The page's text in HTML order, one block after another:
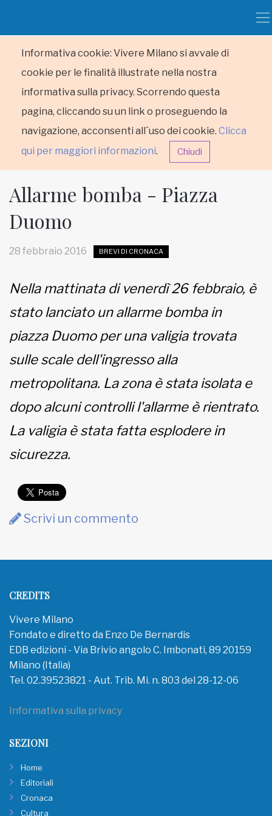
Informativa cookie: Vivere Milano si avvale di
cookie per le finalità illustrate nella nostra
informativa sulla privacy. Scorrendo questa
pagina, cliccando su un link o proseguendo la
navigazione, acconsenti all´uso dei cookie. Clicca
qui per maggiori informazioni. Chiudi
HOME
MUNICIPI
Inviateci le vostre segnalazioni
www.viveremilano.info
Bernardis
Imbonati, 89 20159 Milano (Italia)
Informativa sulla privacy
Allarme bomba - Piazza
Duomo
28 febbraio 2016 BREVI DI CRONACA
Nella mattinata di venerdì 26 febbraio, è
stato lanciato un allarme bomba in
piazza Duomo per una valigia trovata
sulle scale dell'ingresso alla
metropolitana. La zona è stata isolata e
dopo alcuni controlli l'allarme è rientrato.
La valigia è stata fatta esplodere in
sicurezza.
Scrivi un commento
CREDITS
Vivere Milano
Fondato e diretto da Enzo De Bernardis
EDB edizioni - Via Brivio angolo C. Imbonati, 89 20159
Milano (Italia)
Tel. 02.39523821 - Aut. Trib. Mi. n. 803 del 28-12-06
Informativa sulla privacy
SEZIONI
Home
Editoriali
Cronaca
Cultura